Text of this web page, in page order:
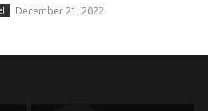
December 21, 2022